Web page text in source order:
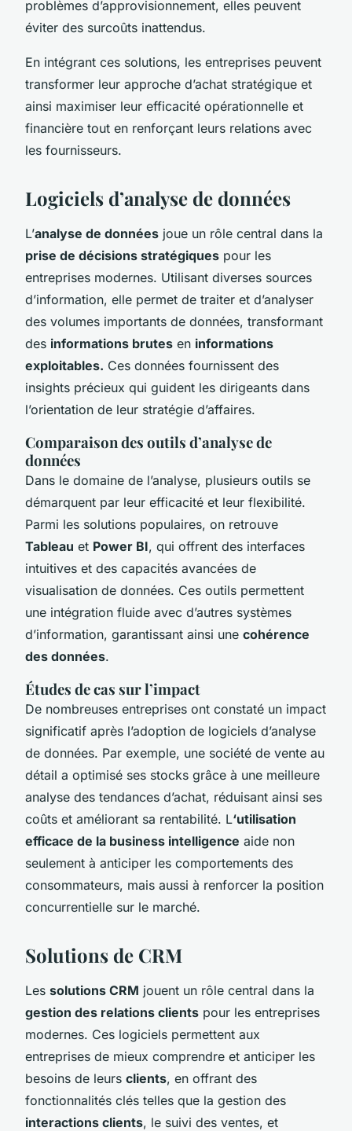
problèmes d’approvisionnement, elles peuvent
éviter des surcoûts inattendus.
En intégrant ces solutions, les entreprises peuvent
transformer leur approche d’achat stratégique et
ainsi maximiser leur efficacité opérationnelle et
financière tout en renforçant leurs relations avec
les fournisseurs.
Logiciels d’analyse de données
L’analyse de données joue un rôle central dans la
prise de décisions stratégiques pour les
entreprises modernes. Utilisant diverses sources
d’information, elle permet de traiter et d’analyser
des volumes importants de données, transformant
des informations brutes en informations
exploitables. Ces données fournissent des
insights précieux qui guident les dirigeants dans
l’orientation de leur stratégie d’affaires.
Comparaison des outils d’analyse de
données
Dans le domaine de l’analyse, plusieurs outils se
démarquent par leur efficacité et leur flexibilité.
Parmi les solutions populaires, on retrouve
Tableau et Power BI, qui offrent des interfaces
intuitives et des capacités avancées de
visualisation de données. Ces outils permettent
une intégration fluide avec d’autres systèmes
d’information, garantissant ainsi une cohérence
des données.
Études de cas sur l’impact
De nombreuses entreprises ont constaté un impact
significatif après l’adoption de logiciels d’analyse
de données. Par exemple, une société de vente au
détail a optimisé ses stocks grâce à une meilleure
analyse des tendances d’achat, réduisant ainsi ses
coûts et améliorant sa rentabilité. L‘utilisation
efficace de la business intelligence aide non
seulement à anticiper les comportements des
consommateurs, mais aussi à renforcer la position
concurrentielle sur le marché.
Solutions de CRM
Les solutions CRM jouent un rôle central dans la
gestion des relations clients pour les entreprises
modernes. Ces logiciels permettent aux
entreprises de mieux comprendre et anticiper les
besoins de leurs clients, en offrant des
fonctionnalités clés telles que la gestion des
interactions clients, le suivi des ventes, et